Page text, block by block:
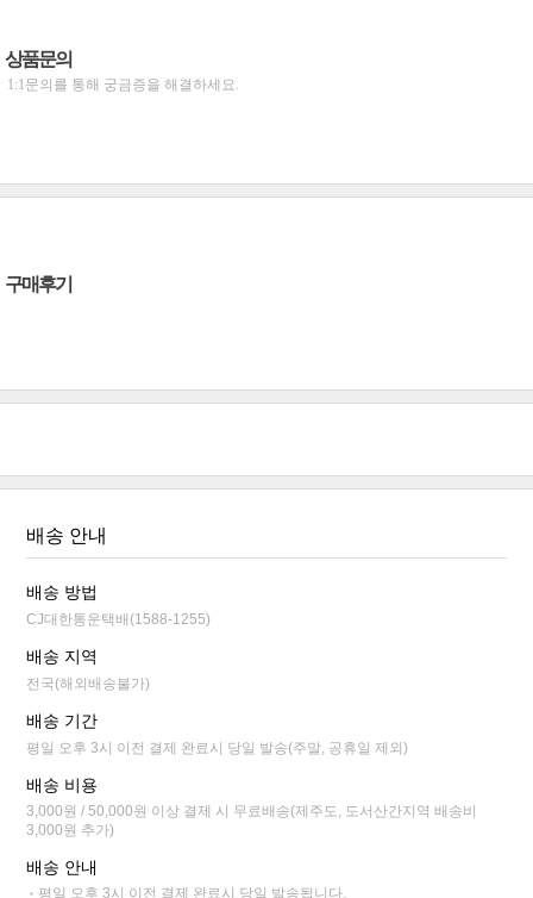
상품문의
1:1문의를 통해 궁금증을 해결하세요.
구매후기
배송 안내
배송 방법
CJ대한통운택배(1588-1255)
배송 지역
전국(해외배송불가)
배송 기간
평일 오후 3시 이전 결제 완료시 당일 발송(주말, 공휴일 제외)
배송 비용
3,000원 / 50,000원 이상 결제 시 무료배송(제주도, 도서산간지역 배송비
3,000원 추가)
배송 안내
평일 오후 3시 이전 결제 완료시 당일 발송됩니다.